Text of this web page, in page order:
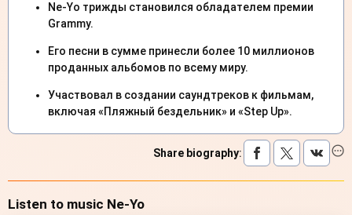
Ne-Yo трижды становился обладателем премии
Grammy.
Его песни в сумме принесли более 10 миллионов
проданных альбомов по всему миру.
Участвовал в создании саундтреков к фильмам,
включая «Пляжный бездельник» и «Step Up».
Share biography:
Listen to music Ne-Yo